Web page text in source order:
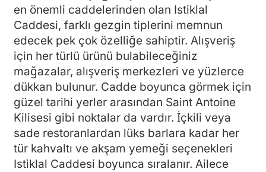
en önemli caddelerinden olan Istiklal
Caddesi, farklı gezgin tiplerini memnun
edecek pek çok özelliğe sahiptir. Alışveriş
için her türlü ürünü bulabileceğiniz
mağazalar, alışveriş merkezleri ve yüzlerce
dükkan bulunur. Cadde boyunca görmek için
güzel tarihi yerler arasından Saint Antoine
Kilisesi gibi noktalar da vardır. İçkili veya
sade restoranlardan lüks barlara kadar her
tür kahvaltı ve akşam yemeği seçenekleri
Istiklal Caddesi boyunca sıralanır. Ailece